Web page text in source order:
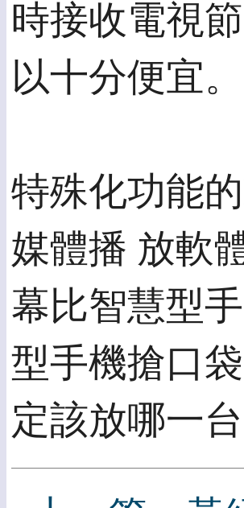
時接收電視
以十分便宜。
特殊化功能
媒體播 放軟
幕比智慧型
型手機搶口
定該放哪一